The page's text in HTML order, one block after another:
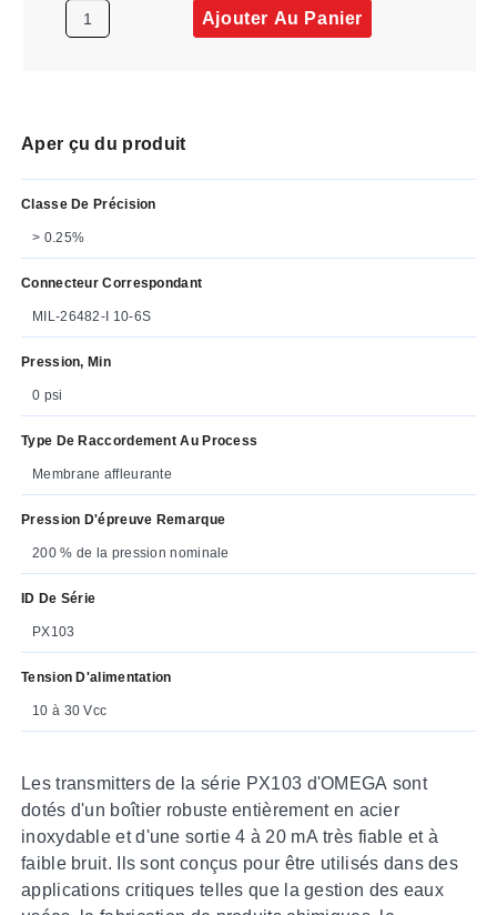
Ajouter Au Panier
Aper çu du produit
Classe De Précision
> 0.25%
Connecteur Correspondant
MIL-26482-I 10-6S
Pression, Min
0 psi
Type De Raccordement Au Process
Membrane affleurante
Pression D'épreuve Remarque
200 % de la pression nominale
ID De Série
PX103
Tension D'alimentation
10 à 30 Vcc
Les transmitters de la série PX103 d'OMEGA sont
dotés d'un boîtier robuste entièrement en acier
inoxydable et d'une sortie 4 à 20 mA très fiable et à
faible bruit. Ils sont conçus pour être utilisés dans des
applications critiques telles que la gestion des eaux